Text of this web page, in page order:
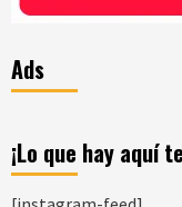
Ads
¡Lo que hay aquí